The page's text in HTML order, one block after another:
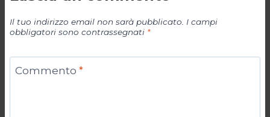
Il tuo indirizzo email non sarà pubblicato. I campi
obbligatori sono contrassegnati *
Commento *